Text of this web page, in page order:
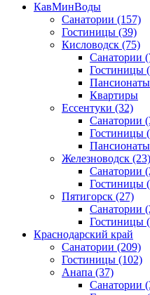
КавМинВоды
Санатории (157)
Гостиницы (39)
Кисловодск (75)
Санатории
Гостиницы
Пансионаты
Квартиры
Ессентуки (32)
Санатории
Гостиницы
Пансионаты
Железноводск (23)
Санатории
Гостиницы
Пятигорск (27)
Санатории
Гостиницы
Краснодарский край
Санатории (209)
Гостиницы (102)
Анапа (37)
Санатории